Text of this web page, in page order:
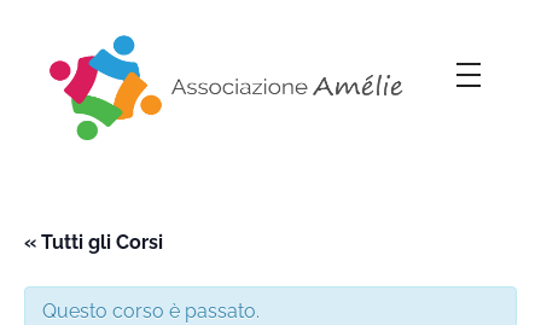
« Tutti gli Corsi
Questo corso è passato.